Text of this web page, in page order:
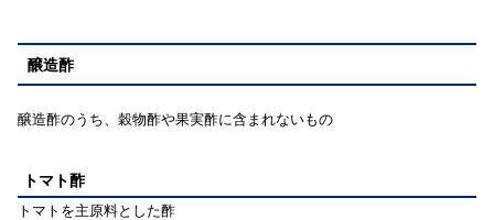
醸造酢
醸造酢のうち、穀物酢や果実酢に含まれないもの
トマト酢
トマトを主原料とした酢